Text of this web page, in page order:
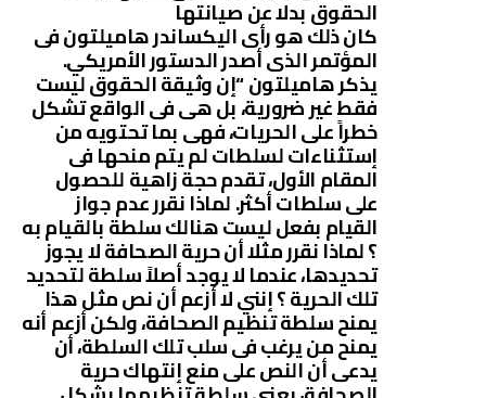
الحقوق بدلا عن صيانتها
كان ذلك هو رأى اليكساندر هاميلتون فى
المؤتمر الذى أصدر الدستور الأمريكي.
يذكر هاميلتون “إن وثيقة الحقوق ليست
فقط غير ضرورية، بل هى فى الواقع تشكل
خطراً على الحريات، فهى بما تحتويه من
إستثناءات لسلطات لم يتم منحها فى
المقام الأول، تقدم حجة زاهية للحصول
على سلطات أكثر. لماذا نقرر عدم جواز
القيام بفعل ليست هنالك سلطة بالقيام به
؟ لماذا نقرر مثلا أن حرية الصحافة لا يجوز
تحديدها، عندما لا يوجد أصلاً سلطة لتحديد
تلك الحرية ؟ إنني لا أزعم أن نص مثل هذا
يمنح سلطة تنظيم الصحافة، ولكن أزعم أنه
يمنح من يرغب فى سلب تلك السلطة، أن
يدعى أن النص على منع إنتهاك حرية